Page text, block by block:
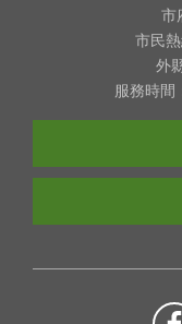
市
市民
外
服務時間